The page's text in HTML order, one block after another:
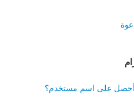
أحصل على اسم مستخدم؟